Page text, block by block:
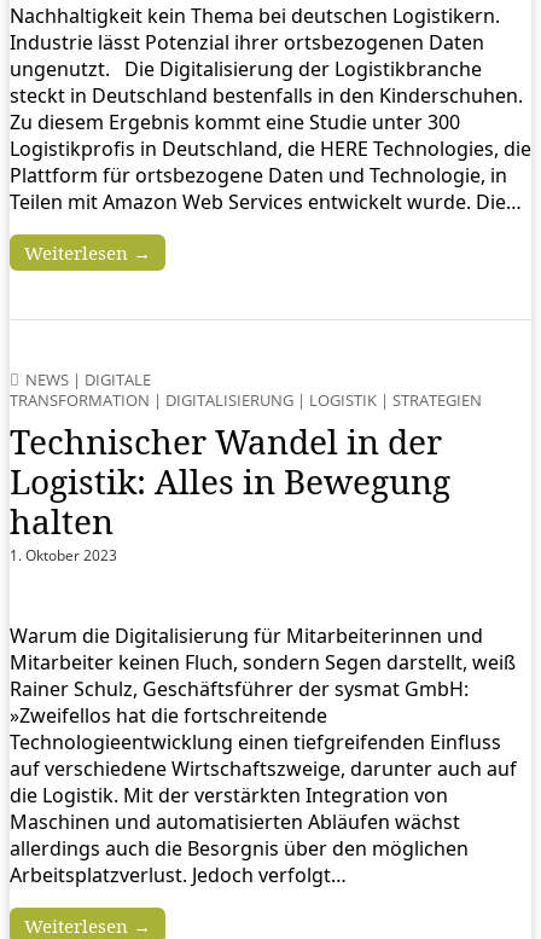
Nachhaltigkeit kein Thema bei deutschen Logistikern.
Industrie lässt Potenzial ihrer ortsbezogenen Daten
ungenutzt. Die Digitalisierung der Logistikbranche
steckt in Deutschland bestenfalls in den Kinderschuhen.
Zu diesem Ergebnis kommt eine Studie unter 300
Logistikprofis in Deutschland, die HERE Technologies, die
Plattform für ortsbezogene Daten und Technologie, in
Teilen mit Amazon Web Services entwickelt wurde. Die…
Weiterlesen →
NEWS | DIGITALE
TRANSFORMATION | DIGITALISIERUNG | LOGISTIK | STRATEGIEN
Technischer Wandel in der
Logistik: Alles in Bewegung
halten
1. Oktober 2023
Warum die Digitalisierung für Mitarbeiterinnen und
Mitarbeiter keinen Fluch, sondern Segen darstellt, weiß
Rainer Schulz, Geschäftsführer der sysmat GmbH:
»Zweifellos hat die fortschreitende
Technologieentwicklung einen tiefgreifenden Einfluss
auf verschiedene Wirtschaftszweige, darunter auch auf
die Logistik. Mit der verstärkten Integration von
Maschinen und automatisierten Abläufen wächst
allerdings auch die Besorgnis über den möglichen
Arbeitsplatzverlust. Jedoch verfolgt…
Weiterlesen →